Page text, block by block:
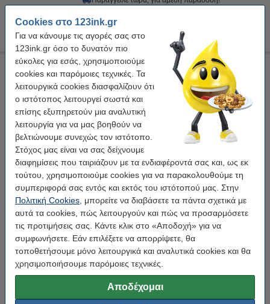
Cookies στο 123ink.gr
Για να κάνουμε τις αγορές σας στο
123ink.gr όσο το δυνατόν πιο
εύκολες για εσάς, χρησιμοποιούμε
cookies και παρόμοιες τεχνικές. Τα
λειτουργικά cookies διασφαλίζουν ότι
ο ιστότοπος λειτουργεί σωστά και
επίσης εξυπηρετούν μια αναλυτική
λειτουργία για να μας βοηθούν να
βελτιώνουμε συνεχώς τον ιστότοπο.
Στόχος μας είναι να σας δείχνουμε
διαφημίσεις που ταιριάζουν με τα ενδιαφέροντά σας και, ως εκ
τούτου, χρησιμοποιούμε cookies για να παρακολουθούμε τη
συμπεριφορά σας εντός και εκτός του ιστότοπού μας. Στην
Πολιτική Cookies , μπορείτε να διαβάσετε τα πάντα σχετικά με
αυτά τα cookies, πώς λειτουργούν και πώς να προσαρμόσετε
τις προτιμήσεις σας. Κάντε κλικ στο «Αποδοχή» για να
συμφωνήσετε. Εάν επιλέξετε να απορρίψετε, θα
τοποθετήσουμε μόνο λειτουργικά και αναλυτικά cookies και θα
χρησιμοποιήσουμε παρόμοιες τεχνικές.
Αποδέχομαι
7,95 €
Κόλλητική Ταινία 3M Scotch Magic 19 mm x 25 m & Βάση
Ταινίας
Σκωτσέζικο Μαγικό
κολλητική ταινία + dispenser
Διαφανής
Κάνε κλικ για να δεις τα χαρακτηριστικά!
Διαθέσιμο
Ανά ρολό 4,75 €
4,75 € Στο Καλάθι
Εξοικονόμησε χρήματα με την επωνυμία 123ink
Κολλητική Ταινία 123ink 19 mm x 33 m + Βάση Ταινίας
2,75 €
Μη ξεχάσεις τις ταινίες!
Προσφορά: Κολλητική Ταινία 123ink 19 mm x 33 m Αόρατη